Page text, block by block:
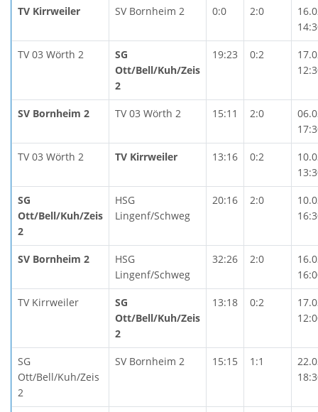
TV Kirrweiler SV Bornheim 2 0:0 2:0
TV 03 Wörth 2
SG
Ott/Bell/Kuh/Zeis
2
19:23 0:2
SV Bornheim 2 TV 03 Wörth 2 15:11 2:0
TV 03 Wörth 2 TV Kirrweiler 13:16 0:2
SG
Ott/Bell/Kuh/Zeis
2
HSG
Lingenf/Schweg
20:16 2:0
SV Bornheim 2
HSG
Lingenf/Schweg
32:26 2:0
TV Kirrweiler
SG
Ott/Bell/Kuh/Zeis
2
13:18 0:2
SG
Ott/Bell/Kuh/Zeis
2
SV Bornheim 2 15:15 1:1